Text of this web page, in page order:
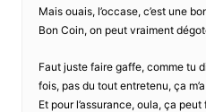
Mais ouais, l’occase, c’est une
Bon Coin, on peut vraiment
Faut juste faire gaffe, comme tu
fois, pas du tout entretenu, ça
Et pour l’assurance, oula, ça